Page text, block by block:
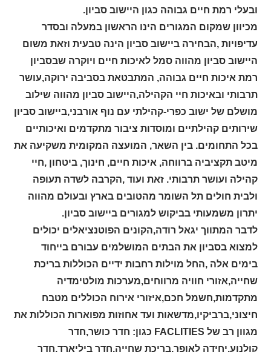
ובעלי רמת חיים גבוהה כגון היישוב סביון.
מכיוון שמקום המגורים הינו הראשון במעלה ובסדר
עדיפויות ,הבחירה ביישוב סביון הינה טבעית וזאת משום
היישוב סביון מהווה סמל לאיכות חיים ויוקרה שבסביון
רמת איכות חיים גבוהה, המתבטאת בסביבה ירוקה,עושר
תרבותי ובאיכות חיי הקהילה,היישוב סביון מהווה שילוב
מושלם של ישוב כפרי-קהילתי עם נוף אורבני,ביישוב סביון
שירותים קהילתיים ומוסדות ציבור מתקדמים ואיכותיים
בכל התחומים. בין השאר, המועצה המקומית משקיעה את
מיטב תקציביה ברווחה, איכות חיים, חינוך, ביטחון ,חיי
קהילה ועושר תרבותי. זאת ועוד ,הקרבה לשדה תעופה
ולבית חולים תל השומר מהטובים בארץ ובעולם מהווה
יתרון משמעותי בביקוש למגורים ביישוב סביון.
לדבר המתווך יגאל רודה,הקונים הפוטנציאלים יכולים
למצוא בסביון את הבתים המושלמים עבורם בייחוד
בימים אלה ,החל מוילות רחבות ידיים הכוללות בריכת
שחייה,אזורי חוויה מרווחים,מערכות מולטימדיה
מתקדמות,חשמל חכם,איזורי אירוח הכוללים מטבח
חיצוני,ברביקיו,מדשאות ועד אחוזות מפוארות הכוללות את
מגוון רב של FACLITIES כגון: חדר כושר,חדר
קולנוע,יחידה לאופר,בריכת שחייה,חדר ביליארד,חדר